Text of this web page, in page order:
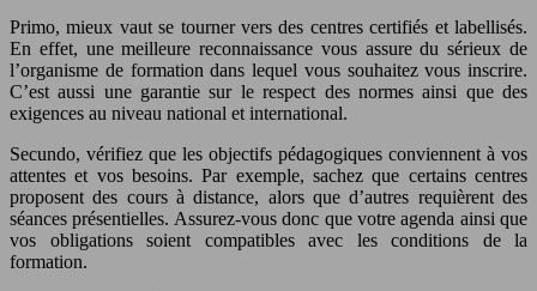
Primo, mieux vaut se tourner vers des centres certifiés et labellisés.
En effet, une meilleure reconnaissance vous assure du sérieux de
l’organisme de formation dans lequel vous souhaitez vous inscrire.
C’est aussi une garantie sur le respect des normes ainsi que des
exigences au niveau national et international.
Secundo, vérifiez que les objectifs pédagogiques conviennent à vos
attentes et vos besoins. Par exemple, sachez que certains centres
proposent des cours à distance, alors que d’autres requièrent des
séances présentielles. Assurez-vous donc que votre agenda ainsi que
vos obligations soient compatibles avec les conditions de la
formation.